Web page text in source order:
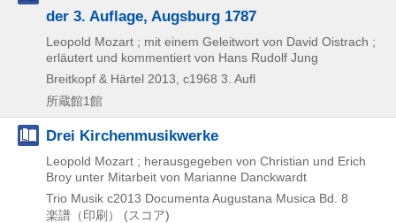
der 3. Auflage, Augsburg 1787
Leopold Mozart ; mit einem Geleitwort von David Oistrach ;
erläutert und kommentiert von Hans Rudolf Jung
Breitkopf & Härtel 2013, c1968 3. Aufl
所蔵館1館
Drei Kirchenmusikwerke
Leopold Mozart ; herausgegeben von Christian und Erich
Broy unter Mitarbeit von Marianne Danckwardt
Trio Musik c2013 Documenta Augustana Musica Bd. 8
楽譜（印刷） (スコア)